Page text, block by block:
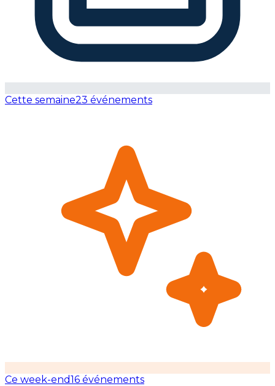
Cette semaine23 événements
Ce week-end16 événements